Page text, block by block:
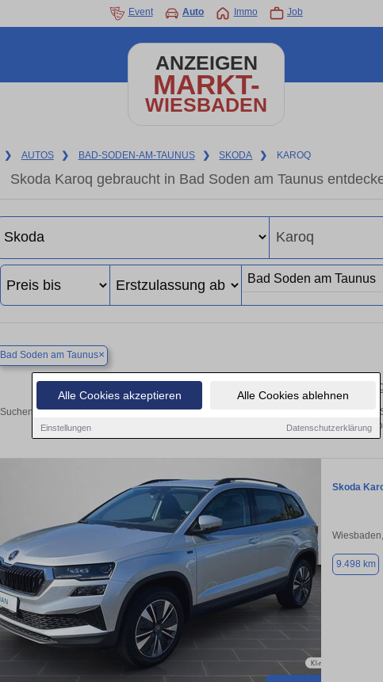
Alle Cookies akzeptieren Alle Cookies ablehnen
Einstellungen Datenschutzerklärung
Event Auto Immo Job
ANZEIGEN
MARKT-
WIESBADEN
❯ AUTOS ❯ BAD-SODEN-AM-TAUNUS ❯ SKODA ❯ KAROQ
Skoda Karoq gebraucht in Bad Soden am Taunus
Bad Soden am Taunus×
Finden Sie in Bad Soden am Taunus Ihren
Suchen Sie in Bad Soden am Taunus einen Skoda Karoq Gebrauchtwagen?
und Preisklassen von privat und
Skoda
9.498 km